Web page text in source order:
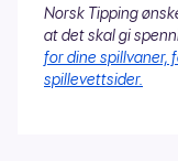
Norsk Tipping
at det skal gi
for dine spillvaner,
spillevettsider.